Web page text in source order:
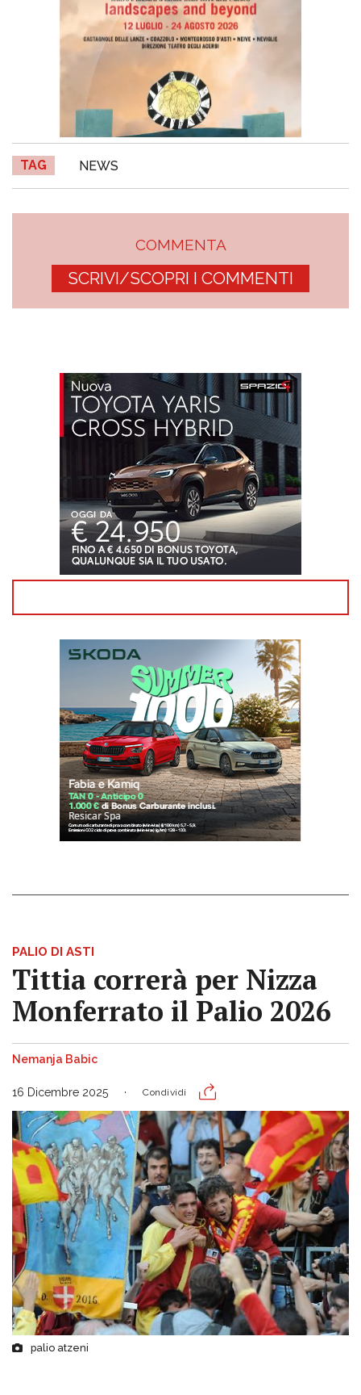
TAG NEWS
COMMENTA
SCRIVI/SCOPRI I COMMENTI
PALIO DI ASTI
Tittia correrà per Nizza
Monferrato il Palio 2026
Nemanja Babic
16 Dicembre 2025 Condividi
palio atzeni